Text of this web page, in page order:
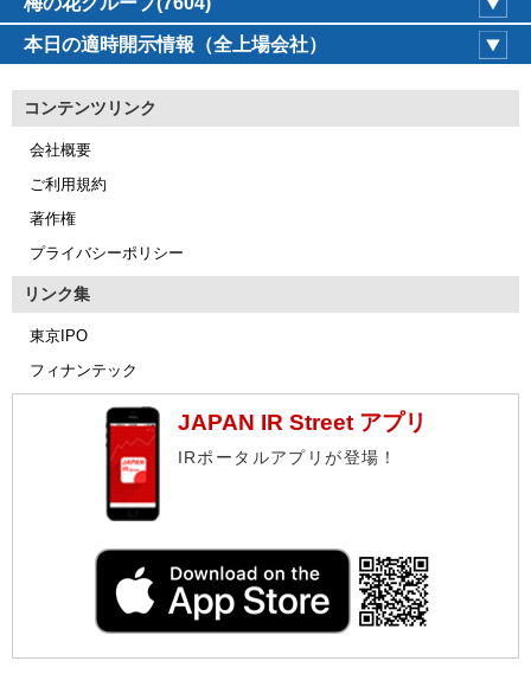
本日の適時開示情報（全上場会社）
コンテンツリンク
会社概要
ご利用規約
著作権
プライバシーポリシー
リンク集
東京IPO
フィナンテック
JAPAN IR Street アプリ
IRポータルアプリが登場！